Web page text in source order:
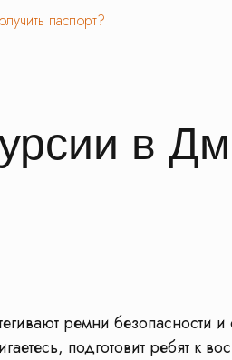
паспорт?
в
ремни
подготовит ребят к